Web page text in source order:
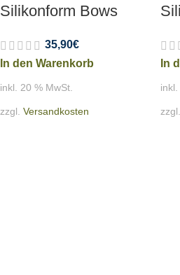
Silikonform Bows
35,90€
In den Warenkorb
inkl. 20 % MwSt.
zzgl. Versandkosten
In
inkl.
zzgl.